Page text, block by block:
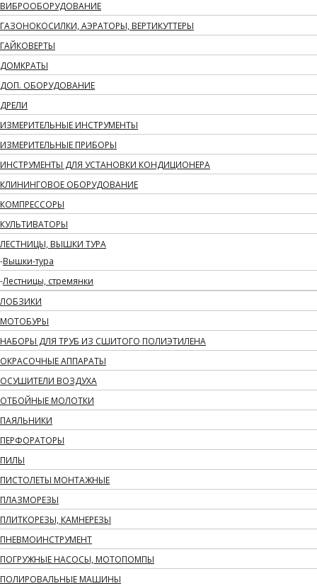
ВИБРООБОРУДОВАНИЕ
ГАЗОНОКОСИЛКИ, АЭРАТОРЫ, ВЕРТИКУТТЕРЫ
ГАЙКОВЕРТЫ
ДОМКРАТЫ
ДОП. ОБОРУДОВАНИЕ
ДРЕЛИ
ИЗМЕРИТЕЛЬНЫЕ ИНСТРУМЕНТЫ
ИЗМЕРИТЕЛЬНЫЕ ПРИБОРЫ
ИНСТРУМЕНТЫ ДЛЯ УСТАНОВКИ КОНДИЦИОНЕРА
КЛИНИНГОВОЕ ОБОРУДОВАНИЕ
КОМПРЕССОРЫ
КУЛЬТИВАТОРЫ
ЛЕСТНИЦЫ, ВЫШКИ ТУРА
Вышки-тура
Лестницы, стремянки
ЛОБЗИКИ
МОТОБУРЫ
НАБОРЫ ДЛЯ ТРУБ ИЗ СШИТОГО ПОЛИЭТИЛЕНА
ОКРАСОЧНЫЕ АППАРАТЫ
ОСУШИТЕЛИ ВОЗДУХА
ОТБОЙНЫЕ МОЛОТКИ
ПАЯЛЬНИКИ
ПЕРФОРАТОРЫ
ПИЛЫ
ПИСТОЛЕТЫ МОНТАЖНЫЕ
ПЛАЗМОРЕЗЫ
ПЛИТКОРЕЗЫ, КАМНЕРЕЗЫ
ПНЕВМОИНСТРУМЕНТ
ПОГРУЖНЫЕ НАСОСЫ, МОТОПОМПЫ
ПОЛИРОВАЛЬНЫЕ МАШИНЫ